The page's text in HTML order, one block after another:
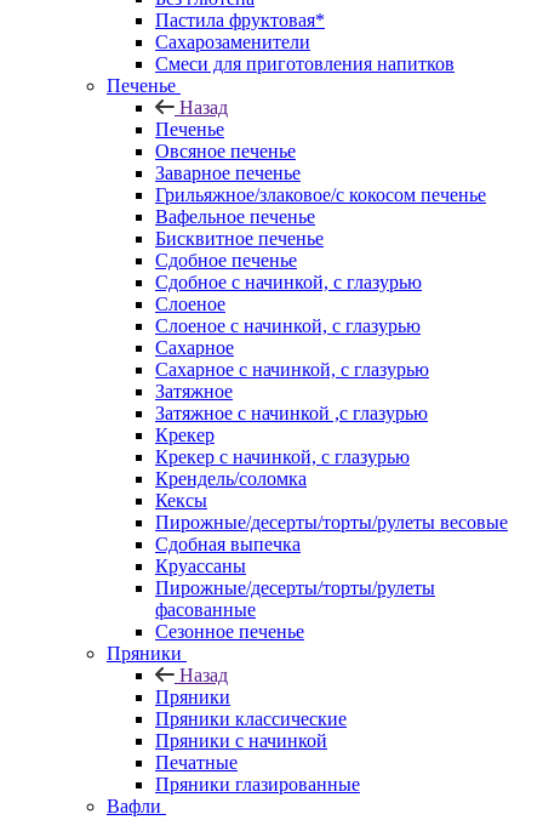
Пастила фруктовая*
Сахарозаменители
Смеси для приготовления напитков
Печенье
Назад
Печенье
Овсяное печенье
Заварное печенье
Грильяжное/злаковое/с кокосом печенье
Вафельное печенье
Бисквитное печенье
Сдобное печенье
Сдобное с начинкой, с глазурью
Слоеное
Слоеное с начинкой, с глазурью
Сахарное
Сахарное с начинкой, с глазурью
Затяжное
Затяжное с начинкой ,с глазурью
Крекер
Крекер с начинкой, с глазурью
Крендель/соломка
Кексы
Пирожные/десерты/торты/рулеты весовые
Сдобная выпечка
Круассаны
Пирожные/десерты/торты/рулеты
фасованные
Сезонное печенье
Пряники
Назад
Пряники
Пряники классические
Пряники с начинкой
Печатные
Пряники глазированные
Вафли